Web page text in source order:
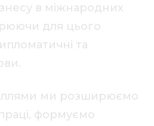
в міжнародних
для цього
та
ми розширюємо
формуємо